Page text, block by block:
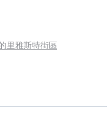
里雅斯特街區